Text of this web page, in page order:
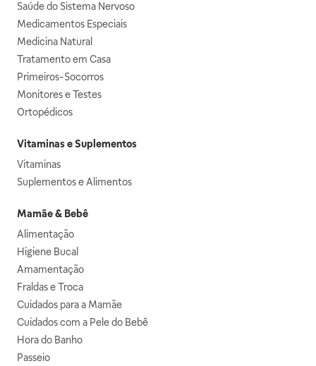
Saúde do Sistema Nervoso
Medicamentos Especiais
Medicina Natural
Tratamento em Casa
Primeiros-Socorros
Monitores e Testes
Ortopédicos
Vitaminas e Suplementos
Vitaminas
Suplementos e Alimentos
Mamãe & Bebê
Alimentação
Higiene Bucal
Amamentação
Fraldas e Troca
Cuidados para a Mamãe
Cuidados com a Pele do Bebê
Hora do Banho
Passeio